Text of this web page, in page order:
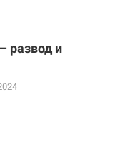
развод и